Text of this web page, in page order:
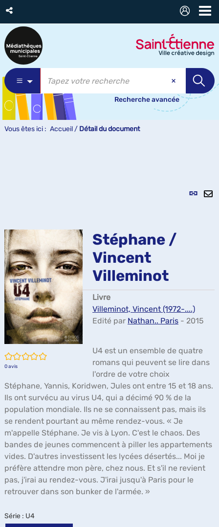
Recherche avancée
Vous êtes ici : Accueil / Détail du document
Lien
/5
0avis
Stéphane /
Vincent
Villeminot
Livre
Villeminot, Vincent (1972-....)
Edité par Nathan.. Paris - 2015
U4 est un ensemble de quatre
romans qui peuvent se lire dans
l'ordre de votre choix
Stéphane, Yannis, Koridwen, Jules ont entre 15 et 18 ans.
Ils ont survécu au virus U4, qui a décimé 90 % de la
population mondiale. Ils ne se connaissent pas, mais ils
se rendent pourtant au même rendez-vous. « Je
m'appelle Stéphane. Je vis à Lyon. C'est le chaos. Des
bandes de jeunes commencent à piller les appartements
vides. D'autres investissent les lycées désertés... Moi je
préfère attendre mon père, chez nous. Et s'il ne revient
pas, j'irai au rendez-vous. J'irai jusqu'à Paris pour le
retrouver dans son bunker de l'armée. »
Série : U4